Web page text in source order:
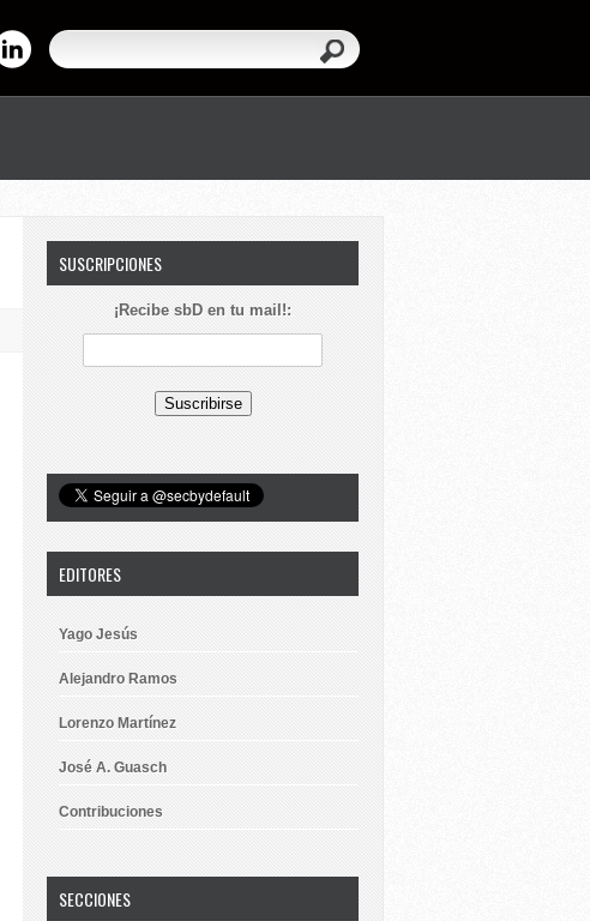
SUSCRIPCIONES
¡Recibe sbD en tu mail!:
EDITORES
Yago Jesús
Alejandro Ramos
Lorenzo Martínez
José A. Guasch
Contribuciones
SECCIONES